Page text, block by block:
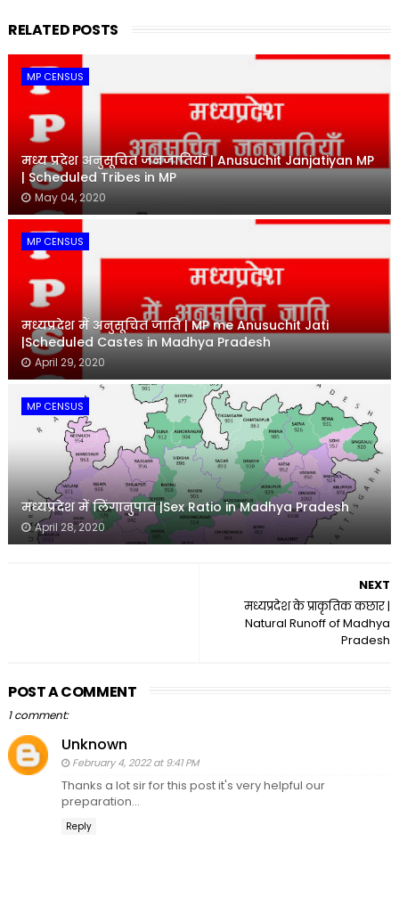
RELATED POSTS
MP CENSUS
मध्य प्रदेश अनुसूचित जनजातियाँ | Anusuchit Janjatiyan MP
| Scheduled Tribes in MP
May 04, 2020
MP CENSUS
मध्यप्रदेश में अनुसूचित जाति | MP me Anusuchit Jati
|Scheduled Castes in Madhya Pradesh
April 29, 2020
MP CENSUS
मध्यप्रदेश में लिंगानुपात |Sex Ratio in Madhya Pradesh
April 28, 2020
NEXT
मध्यप्रदेश के प्राकृतिक कछार |
Natural Runoff of Madhya
Pradesh
POST A COMMENT
1 comment:
Unknown
February 4, 2022 at 9:41 PM
Thanks a lot sir for this post it's very helpful our
preparation...
Reply